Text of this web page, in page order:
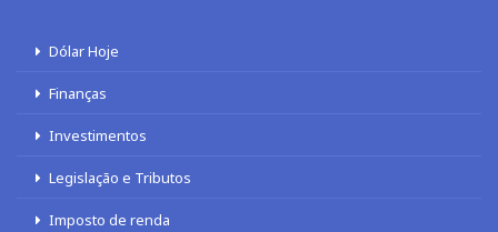
Dólar Hoje
Finanças
Investimentos
Legislação e Tributos
Imposto de renda